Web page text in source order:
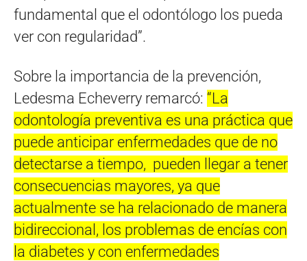
fundamental que el odontólogo los pueda
ver con regularidad”.
Sobre la importancia de la prevención,
Ledesma Echeverry remarcó: “La
odontología preventiva es una práctica que
puede anticipar enfermedades que de no
detectarse a tiempo, pueden llegar a tener
consecuencias mayores, ya que
actualmente se ha relacionado de manera
bidireccional, los problemas de encías con
la diabetes y con enfermedades